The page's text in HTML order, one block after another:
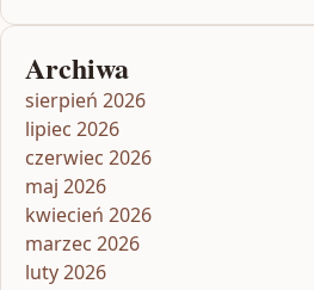
Archiwa
sierpień 2026
lipiec 2026
czerwiec 2026
maj 2026
kwiecień 2026
marzec 2026
luty 2026